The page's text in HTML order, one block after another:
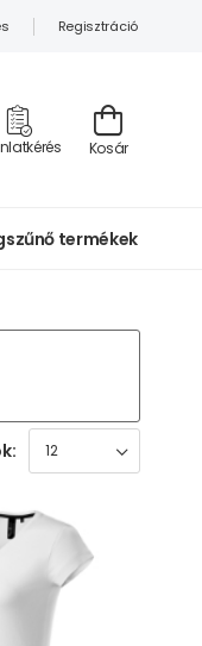
Regisztráció
Kosár
termékek